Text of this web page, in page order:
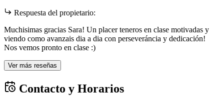
Respuesta del propietario:
Muchisimas gracias Sara! Un placer teneros en clase motivadas y
viendo como avanzais dia a dia con perseveráncia y dedicación!
Nos vemos pronto en clase :)
Ver más reseñas
Contacto y Horarios